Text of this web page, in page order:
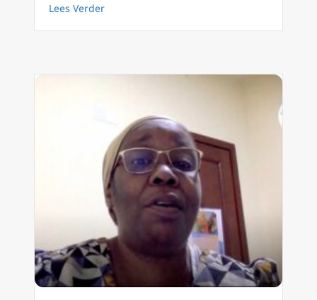
Lees Verderabout De menselijke moederschoot poort